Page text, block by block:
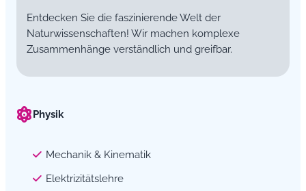
Entdecken Sie die faszinierende Welt der
Naturwissenschaften! Wir machen komplexe
Zusammenhänge verständlich und greifbar.
Physik
Mechanik & Kinematik
Elektrizitätslehre